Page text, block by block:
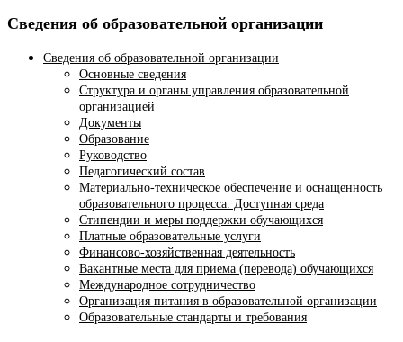
Сведения об образовательной организации
Сведения об образовательной организации
Основные сведения
Структура и органы управления образовательной
организацией
Документы
Образование
Руководство
Педагогический состав
Материально-техническое обеспечение и оснащенность
образовательного процесса. Доступная среда
Стипендии и меры поддержки обучающихся
Платные образовательные услуги
Финансово-хозяйственная деятельность
Вакантные места для приема (перевода) обучающихся
Международное сотрудничество
Организация питания в образовательной организации
Образовательные стандарты и требования